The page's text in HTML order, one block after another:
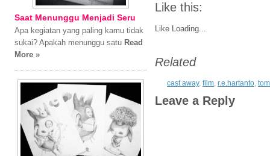
Like this:
Like Loading...
Related
cast away, film, r.e.hartanto,
Leave a Reply
Saat Menunggu Menjadi Seru
Apa kegiatan yang paling kamu tidak
sukai? Apakah menunggu satu Read
More »